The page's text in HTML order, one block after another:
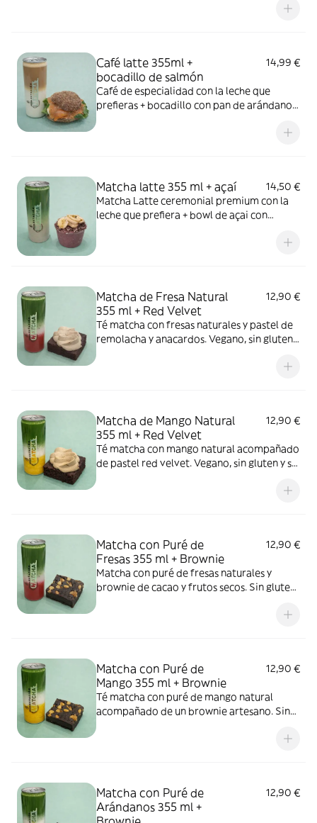
Café latte 355ml +
bocadillo de salmón
14,99 €
Café de especialidad con la leche que
prefieras + bocadillo con pan de arándanos
Matcha latte 355 ml + açaí
14,50 €
Matcha Latte ceremonial premium con la
leche que prefiera + bowl de açai con
Matcha de Fresa Natural
355 ml + Red Velvet
12,90 €
Té matcha con fresas naturales y pastel de
remolacha y anacardos. Vegano, sin gluten y
Matcha de Mango Natural
355 ml + Red Velvet
12,90 €
Té matcha con mango natural acompañado
de pastel red velvet. Vegano, sin gluten y sin
Matcha con Puré de
Fresas 355 ml + Brownie
12,90 €
Matcha con puré de fresas naturales y
brownie de cacao y frutos secos. Sin gluten
Matcha con Puré de
Mango 355 ml + Brownie
12,90 €
Té matcha con puré de mango natural
acompañado de un brownie artesano. Sin
Matcha con Puré de
Arándanos 355 ml +
12,90 €